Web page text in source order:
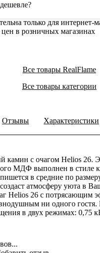
только для интернет-
цен в розничных магазинах
Все товары RealFlame
Все товары категории
Отзывы Характеристики
камин с очагом Helios 26.
МДФ выполнен в стиле
в средние по
атмосферу уюта в
Helios 26 с потрясающим
ни одного гостя.
в двух режимах: 0,75